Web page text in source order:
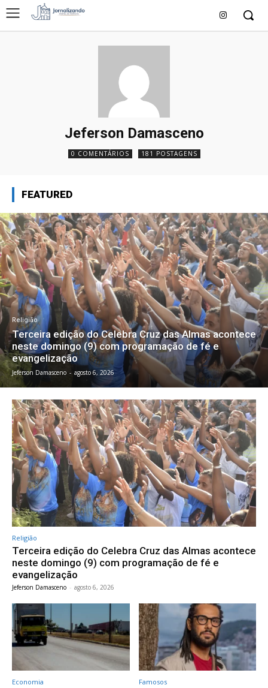
Jeferson Damasceno
0 COMENTÁRIOS 181 POSTAGENS
FEATURED
Religião
Terceira edição do Celebra Cruz das Almas acontece
neste domingo (9) com programação de fé e
evangelização
Jeferson Damasceno - agosto 6, 2026
Religião
Terceira edição do Celebra Cruz das Almas acontece
neste domingo (9) com programação de fé e
evangelização
Jeferson Damasceno - agosto 6, 2026
Economia
Famosos